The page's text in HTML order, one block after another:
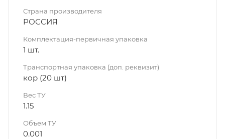
Страна производителя
РОССИЯ
Комплектация-первичная упаковка
1 шт.
Транспортная упаковка (доп. реквизит)
кор (20 шт)
Вес ТУ
1.15
Объем ТУ
0.001